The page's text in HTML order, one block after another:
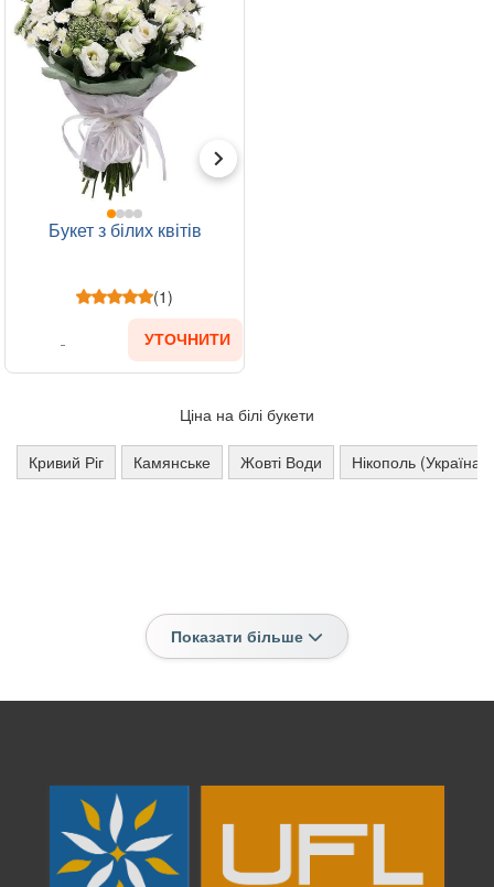
Букет з білих квітів
(1)
УТОЧНИТИ
Ціна на білі букети
Кривий Ріг Камянське Жовті Води Нікополь (Україна)
Показати більше